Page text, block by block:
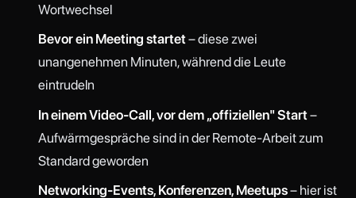
Wortwechsel
Bevor ein Meeting startet– diese zwei
unangenehmen Minuten, während die Leute
eintrudeln
In einem Video-Call, vor dem „offiziellen" Start–
Aufwärmgespräche sind in der Remote-Arbeit zum
Standard geworden
Networking-Events, Konferenzen, Meetups– hier ist